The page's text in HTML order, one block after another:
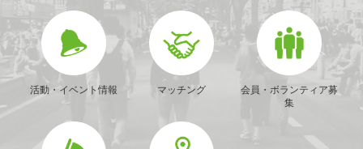
活動・イベント情報 マッチング
会員・ボランティア募
集